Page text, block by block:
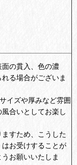
の貫入、色の濃
る場合がございま
イズや厚みなど雰囲
合いとしてお楽し
すため、こうした
お受けすることが
お願いいたしま